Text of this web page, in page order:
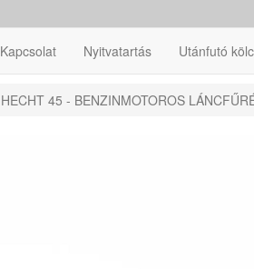
Kapcsolat Nyitvatartás Utánfutó
HECHT 45 - BENZINMOTOROS